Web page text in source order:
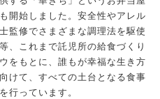
開始しました。安全性やアレル
監修でさまざまな調理法を駆使
、これまで託児所の給食づくり
をもとに、誰もが幸福な生き方
けて、すべての土台となる食事
行っています。